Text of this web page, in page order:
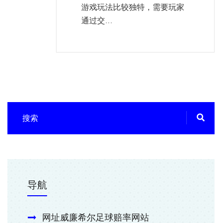
游戏玩法比较独特，需要玩家
通过交...
导航
网址威廉希尔足球赔率网站